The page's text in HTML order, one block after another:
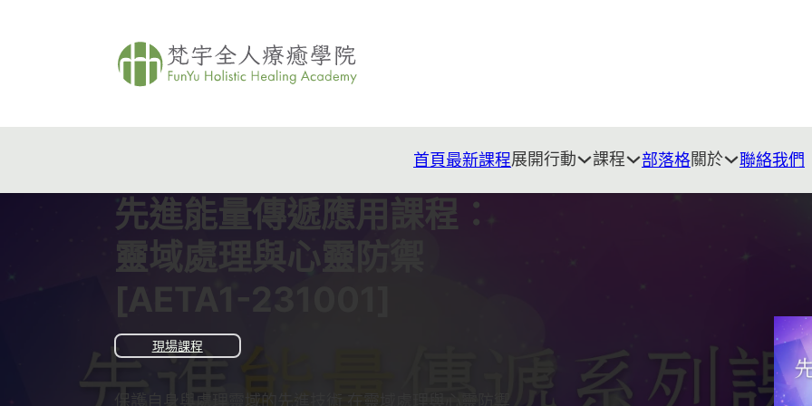
首頁最新課程展開行動 課程 部落格關於 聯絡我們
先進能量傳遞應用課程：
靈域處理與心靈防禦
[AETA1-231001]
現場課程
保護自身與處理靈域的先進技術 在靈域處理與心靈防禦